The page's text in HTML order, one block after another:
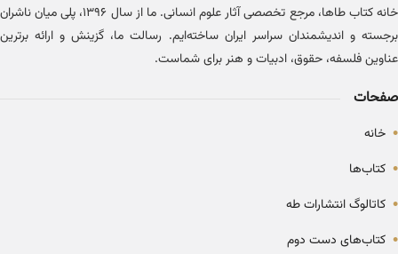
خانه کتاب طاها، مرجع تخصصی آثار علوم انسانی. ما از سال ۱۳۹۶، پلی میان ناشران
برجسته و اندیشمندان سراسر ایران ساخته‌ایم. رسالت ما، گزینش و ارائه برترین
عناوین فلسفه، حقوق، ادبیات و هنر برای شماست.
صفحات
• خانه
• کتاب‌ها
• کاتالوگ انتشارات طه
• کتاب‌های دست دوم